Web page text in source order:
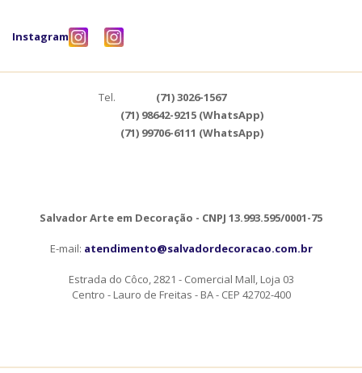
Instagram
Tel.
(71) 3026-1567
(71) 98642-9215 (WhatsApp)
(71) 99706-6111 (WhatsApp)
Salvador Arte em Decoração - CNPJ 13.993.595/0001-75
E-mail: atendimento@salvadordecoracao.com.br
Estrada do Côco, 2821 - Comercial Mall, Loja 03
Centro - Lauro de Freitas - BA - CEP 42702-400